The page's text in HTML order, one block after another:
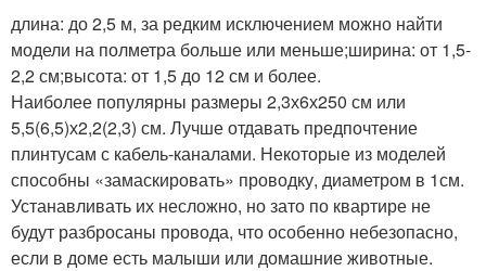
длина: до 2,5 м, за редким исключением можно найти
модели на полметра больше или меньше;ширина: от 1,5-
2,2 см;высота: от 1,5 до 12 см и более.
Наиболее популярны размеры 2,3х6х250 см или
5,5(6,5)х2,2(2,3) см. Лучше отдавать предпочтение
плинтусам с кабель-каналами. Некоторые из моделей
способны «замаскировать» проводку, диаметром в 1см.
Устанавливать их несложно, но зато по квартире не
будут разбросаны провода, что особенно небезопасно,
если в доме есть малыши или домашние животные.